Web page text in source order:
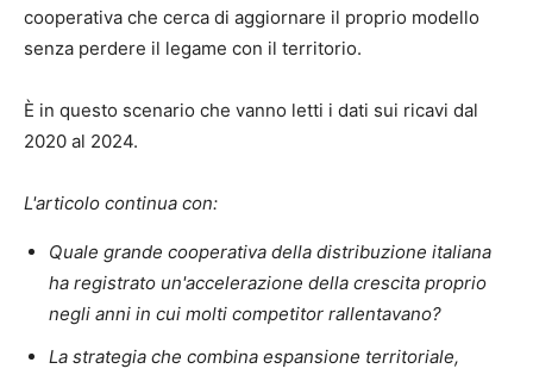
cooperativa che cerca di aggiornare il proprio modello
senza perdere il legame con il territorio.
È in questo scenario che vanno letti i dati sui ricavi dal
2020 al 2024.
L'articolo continua con:
Quale grande cooperativa della distribuzione italiana
ha registrato un'accelerazione della crescita proprio
negli anni in cui molti competitor rallentavano?
La strategia che combina espansione territoriale,